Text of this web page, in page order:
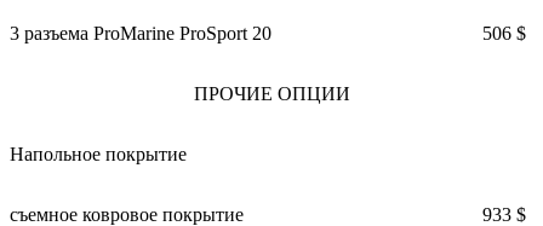
3 разъема ProMarine ProSport 20 506 $
ПРОЧИЕ ОПЦИИ
Напольное покрытие
съемное ковровое покрытие 933 $